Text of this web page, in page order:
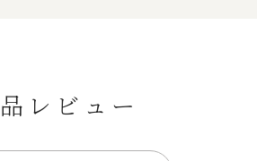
レビュー